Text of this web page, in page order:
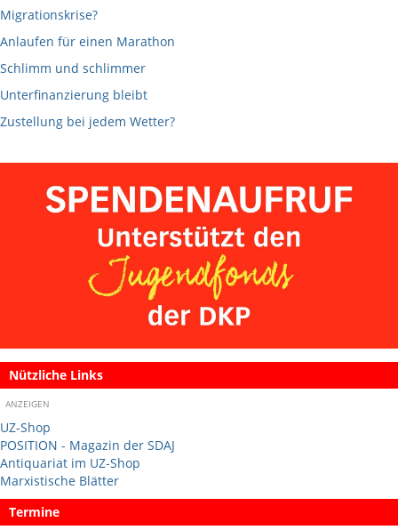
Migrationskrise?
Anlaufen für einen Marathon
Schlimm und schlimmer
Unterfinanzierung bleibt
Zustellung bei jedem Wetter?
Nützliche Links
ANZEIGEN
UZ-Shop
POSITION - Magazin der SDAJ
Antiquariat im UZ-Shop
Marxistische Blätter
Termine